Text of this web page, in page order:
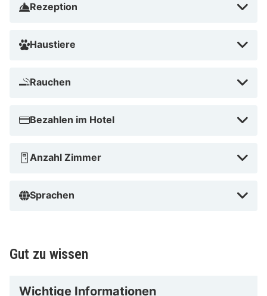
Rezeption
Haustiere
Rauchen
Bezahlen im Hotel
Anzahl Zimmer
Sprachen
Gut zu wissen
Wichtige Informationen